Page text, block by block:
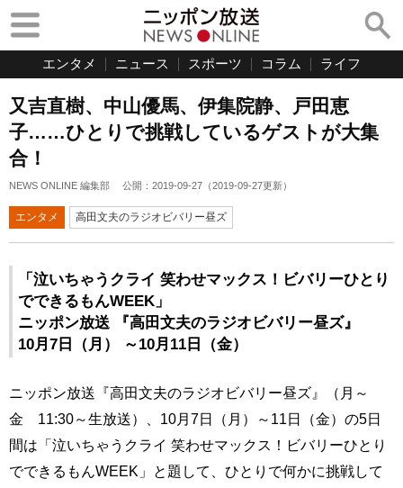
エンタメ ニュース スポーツ コラム ライフ
又吉直樹、中山優馬、伊集院静、戸田恵
子……ひとりで挑戦しているゲストが大集
合！
NEWS ONLINE 編集部 公開： 2019-09-27 （2019-09-27更新）
エンタメ 高田文夫のラジオビバリー昼ズ
「泣いちゃうクライ 笑わせマックス！ビバリーひとり
でできるもんWEEK」
ニッポン放送 『高田文夫のラジオビバリー昼ズ』
10月7日（月） ～10月11日（金）
ニッポン放送『高田文夫のラジオビバリー昼ズ』（月～
金 11:30～生放送）、10月7日（月）～11日（金）の5日
間は「泣いちゃうクライ 笑わせマックス！ビバリーひとり
でできるもんWEEK」と題して、ひとりで何かに挑戦して